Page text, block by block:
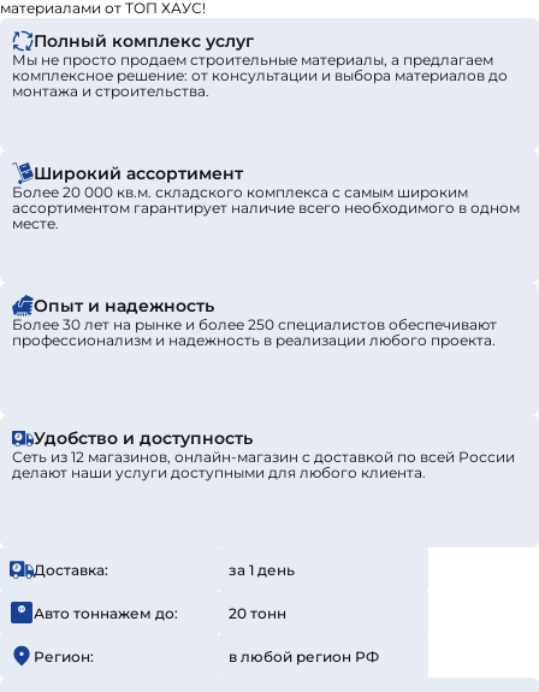
материалами от ТОП ХАУС!
Полный комплекс услуг
Мы не просто продаем строительные материалы, а предлагаем
комплексное решение: от консультации и выбора материалов до
монтажа и строительства.
Широкий ассортимент
Более 20 000 кв.м. складского комплекса с самым широким
ассортиментом гарантирует наличие всего необходимого в одном
месте.
Опыт и надежность
Более 30 лет на рынке и более 250 специалистов обеспечивают
профессионализм и надежность в реализации любого проекта.
Удобство и доступность
Сеть из 12 магазинов, онлайн-магазин с доставкой по всей России
делают наши услуги доступными для любого клиента.
Доставка: за 1 день
Авто тоннажем до: 20 тонн
Регион: в любой регион РФ